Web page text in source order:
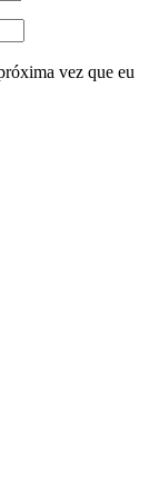
vez que eu